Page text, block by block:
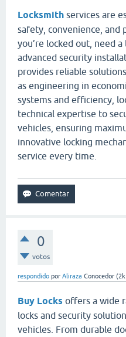
Locksmith services are
safety, convenience, and
you’re locked out, need
advanced security
provides reliable
as engineering in
systems and efficiency,
technical expertise to
vehicles, ensuring
innovative locking
service every time.
0
votos
respondido por Aliraza Conocedor (2k
Buy Locks offers a wide
locks and security
vehicles. From durable